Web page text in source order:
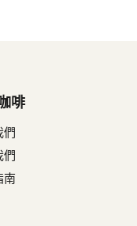
啡
們
們
南